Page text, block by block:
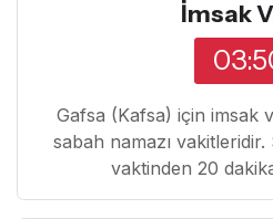
İmsak
Gafsa (Kafsa) için imsak
sabah namazı vakitleridir.
vaktinden 20